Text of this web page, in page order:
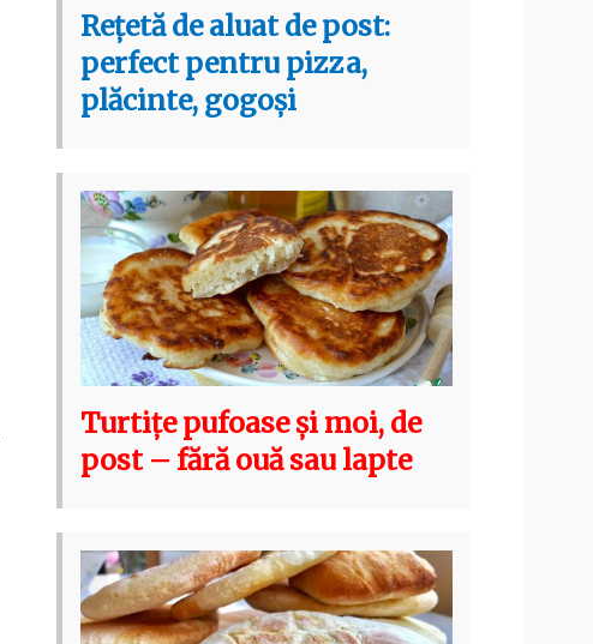
Rețetă de aluat de post:
perfect pentru pizza,
plăcinte, gogoși
Turtițe pufoase și moi, de
post – fără ouă sau lapte